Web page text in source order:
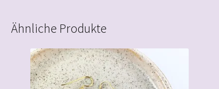
Ähnliche Produkte